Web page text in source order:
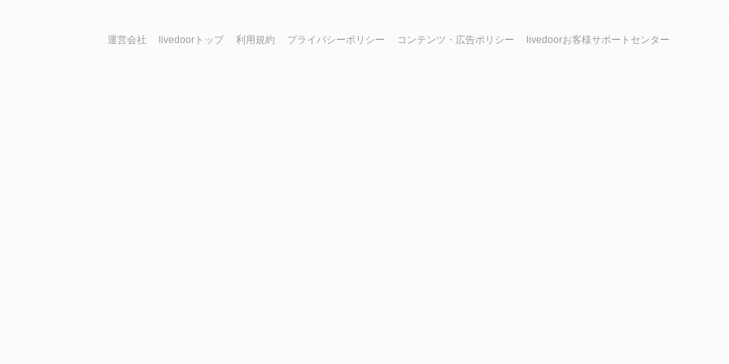
運営会社 livedoorトップ 利用規約 プライバシーポリシー コンテンツ・広告ポリシー livedoorお客様サポートセンター